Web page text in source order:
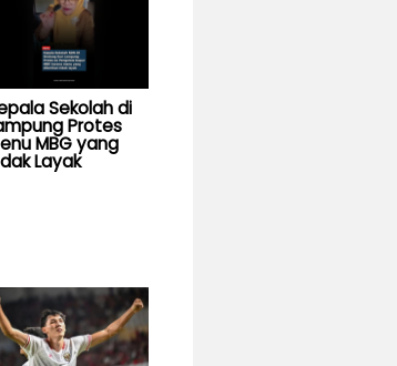
Sekolah di
Protes
MBG yang
Layak